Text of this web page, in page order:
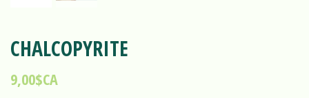
CHALCOPYRITE
9,00$CA